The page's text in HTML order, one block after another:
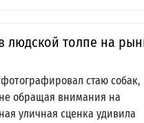
людской толпе на
стаю собак,
обращая внимания на
уличная сценка удивила